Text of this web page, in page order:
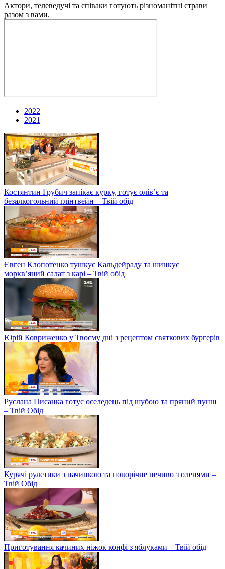
Актори, телеведучі та співаки готують різноманітні страви
разом з вами.
2022
2021
Костянтин Грубич запікає курку, готує олів’є та
безалкогольний глінтвейн – Твій обід
Євген Клопотенко тушкує Кальдейраду та шинкує
моркв’яний салат з карі – Твій обід
Юрій Ковриженко у Твоєму дні з рецептом святкових бургерів
Руслана Писанка готує оселедець під шубою та пряний пунш
– Твій Обід
Курячі рулетики з начинкою та новорічне печиво з оленями –
Твій Обід
Приготування качиних ніжок конфі з яблуками – Твій обід